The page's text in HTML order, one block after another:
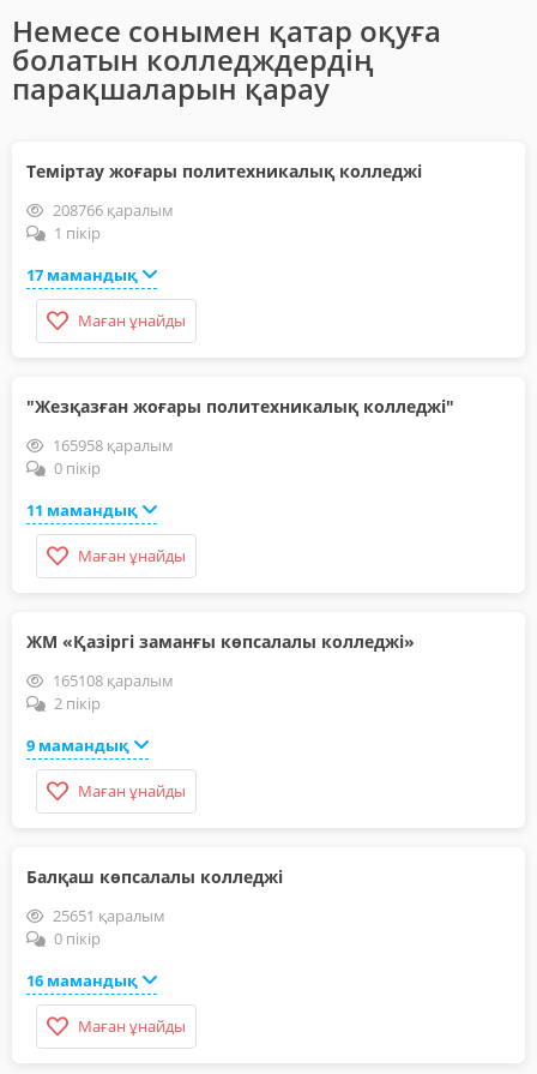
Немесе сонымен қатар оқуға
болатын колледждердің
парақшаларын қарау
Теміртау жоғары политехникалық колледжі
208766 қаралым
1 пікір
17 мамандық
Маған ұнайды
"Жезқазған жоғары политехникалық колледжі"
165958 қаралым
0 пікір
11 мамандық
Маған ұнайды
ЖМ «Қазіргі заманғы көпсалалы колледжі»
165108 қаралым
2 пікір
9 мамандық
Маған ұнайды
Балқаш көпсалалы колледжі
25651 қаралым
0 пікір
16 мамандық
Маған ұнайды